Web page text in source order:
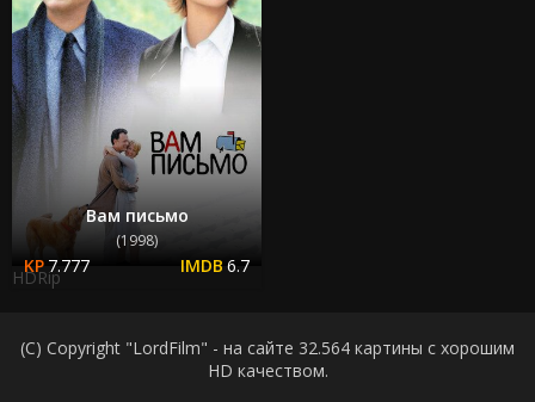
Вам письмо
(1998)
7.777 6.7
HDRip
(C) Copyright "LordFilm" - на сайте 32.564 картины с хорошим
HD качеством.